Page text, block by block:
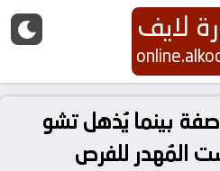
لايف
بينما يُذهل تشو
المُهدر للفرص